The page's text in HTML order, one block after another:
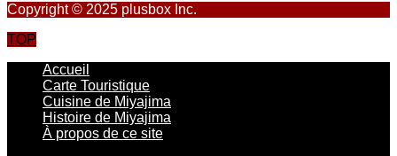
Copyright © 2025 plusbox Inc.
TOP
Accueil
Carte Touristique
Cuisine de Miyajima
Histoire de Miyajima
À propos de ce site